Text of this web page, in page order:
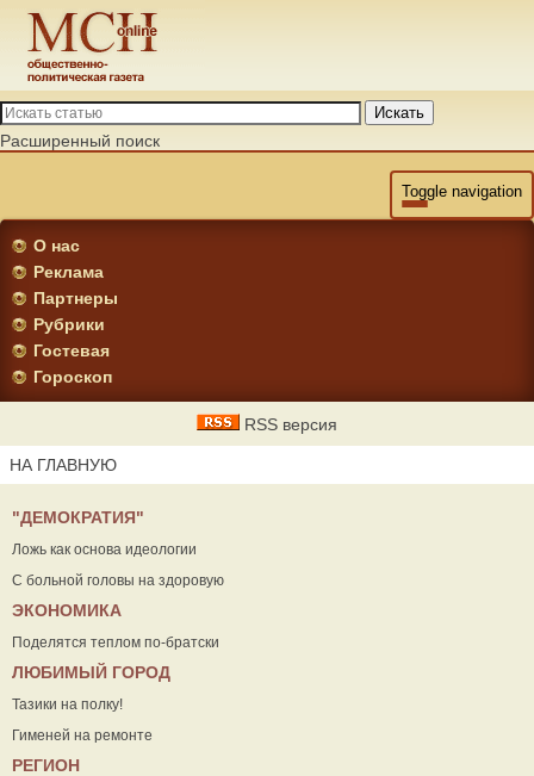
Искать
Расширенный поиск
Toggle navigation
О нас
Реклама
Партнеры
Рубрики
Гостевая
Гороскоп
RSS версия
НА ГЛАВНУЮ
"ДЕМОКРАТИЯ"
Ложь как основа идеологии
С больной головы на здоровую
ЭКОНОМИКА
Поделятся теплом по-братски
ЛЮБИМЫЙ ГОРОД
Тазики на полку!
Гименей на ремонте
РЕГИОН